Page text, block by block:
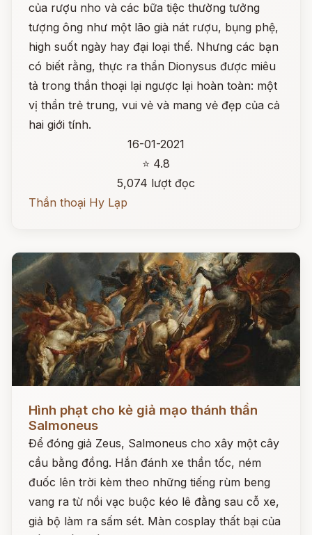
của rượu nho và các bữa tiệc thường tưởng
tượng ông như một lão già nát rượu, bụng phệ,
high suốt ngày hay đại loại thế. Nhưng các bạn
có biết rằng, thực ra thần Dionysus được miêu
tả trong thần thoại lại ngược lại hoàn toàn: một
vị thần trẻ trung, vui vẻ và mang vẻ đẹp của cả
hai giới tính.
16-01-2021
⭐ 4.8
5,074 lượt đọc
Thần thoại Hy Lạp
Hình phạt cho kẻ giả mạo thánh thần
Salmoneus
Để đóng giả Zeus, Salmoneus cho xây một cây
cầu bằng đồng. Hắn đánh xe thần tốc, ném
đuốc lên trời kèm theo những tiếng rùm beng
vang ra từ nồi vạc buộc kéo lê đằng sau cỗ xe,
giả bộ làm ra sấm sét. Màn cosplay thất bại của